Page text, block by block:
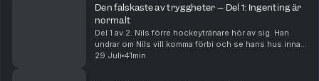
Den falskaste av tryggheter – Del 1: Ingenting är
normalt
Del 1 av 2. Nils förre hockeytränare hör av sig. Han
undrar om Nils vill komma förbi och se hans hus innan
han ska flytta. Nils, en 13-åring som säger YOLO och ja
29 Juli 41min